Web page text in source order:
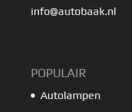
info@autobaak.nl
POPULAIR
Autolampen